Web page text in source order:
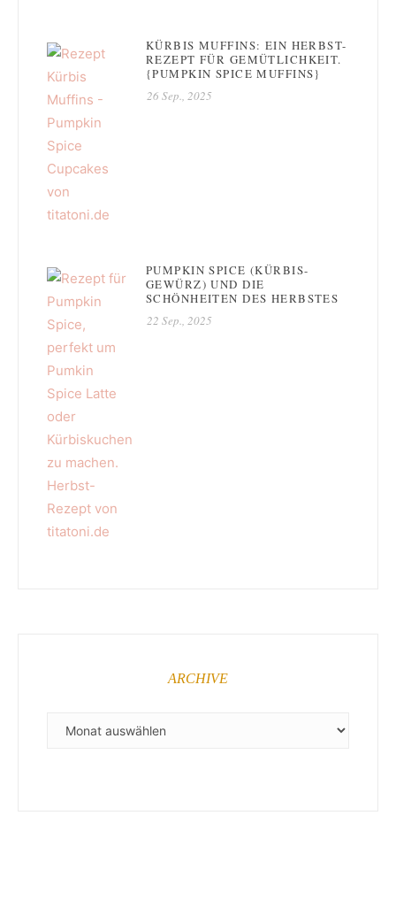
KÜRBIS MUFFINS: EIN HERBST-
REZEPT FÜR GEMÜTLICHKEIT.
{PUMPKIN SPICE MUFFINS}
26 Sep., 2025
PUMPKIN SPICE (KÜRBIS-
GEWÜRZ) UND DIE
SCHÖNHEITEN DES HERBSTES
22 Sep., 2025
ARCHIVE
ARCHIVE